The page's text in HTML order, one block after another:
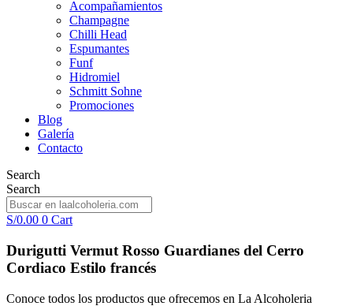
Acompañamientos
Champagne
Chilli Head
Espumantes
Funf
Hidromiel
Schmitt Sohne
Promociones
Blog
Galería
Contacto
Search
Search
S/0.00 0 Cart
Durigutti Vermut Rosso Guardianes del Cerro
Cordiaco Estilo francés
Conoce todos los productos que ofrecemos en La Alcoholeria